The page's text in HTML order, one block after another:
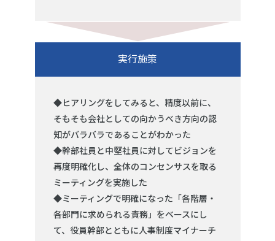
実行施策
◆ヒアリングをしてみると、精度以前に、
そもそも会社としての向かうべき方向の認
知がバラバラであることがわかった
◆幹部社員と中堅社員に対してビジョンを
再度明確化し、全体のコンセンサスを取る
ミーティングを実施した
◆ミーティングで明確になった「各階層・
各部門に求められる責務」をベースにし
て、役員幹部とともに人事制度マイナーチ